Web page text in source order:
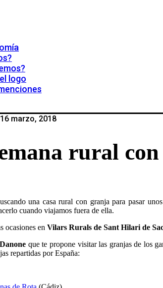
logo
marzo, 2018
rural
una casa rural con granja para pasar
cuando viajamos fuera de ella.
ocasiones en Vilars Rurals de Sant Hilari de
Danone que te propone visitar las granjas de los
repartidas por España: